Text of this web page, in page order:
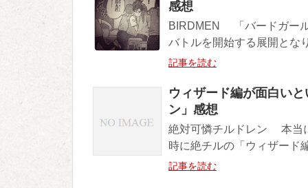
感想
BIRDMEN 「バードガー
バトルを開始する展開とな
記事を読む
ウィザード編が面白い
ン」感想
絶対可憐チルドレン 本当
時に絶チルの「ウィザード
記事を読む